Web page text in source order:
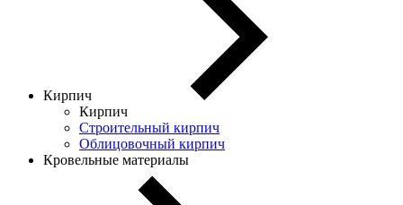
Кирпич
Кирпич
Строительный кирпич
Облицовочный кирпич
Кровельные материалы